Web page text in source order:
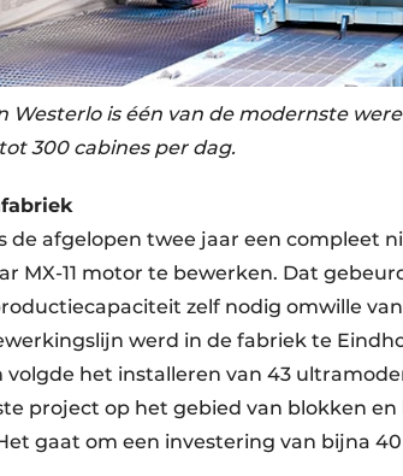
Westerlo is één van de modernste
300 cabines per dag.
de afgelopen twee jaar een compleet
MX-11 motor te bewerken. Dat
zelf nodig omwille
werd in de fabriek te
volgde het installeren van 43
project op het gebied van blokken
gaat om een investering van bijna